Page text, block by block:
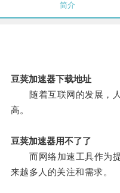
简介
豆荚加速器下载地址
随着互联网的发展，人
高。
豆荚加速器用不了了
而网络加速工具作为提
来越多人的关注和需求。